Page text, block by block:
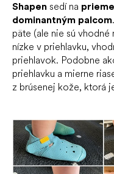
Shapen sedí na
dominantným palcom
päte (ale nie sú
nízke v priehlavku,
priehlavok. Podobne
priehlavku a mierne
z brúsenej kože, ktorá